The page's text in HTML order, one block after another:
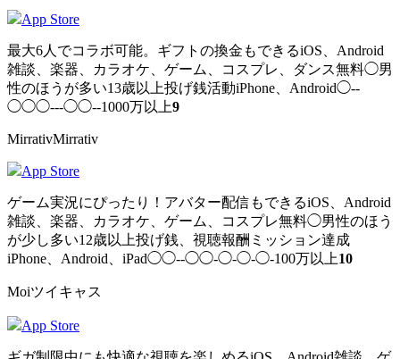
App Store
最大6人でコラボ可能。ギフトの換金もできるiOS、Android
雑談、楽器、カラオケ、ゲーム、コスプレ、ダンス無料◯男
性のほうが多い13歳以上投げ銭活動iPhone、Android◯--
◯◯◯---◯◯--1000万以上9
MirrativMirrativ
App Store
ゲーム実況にぴったり！アバター配信もできるiOS、Android
雑談、楽器、カラオケ、ゲーム、コスプレ無料◯男性のほう
が少し多い12歳以上投げ銭、視聴報酬ミッション達成
iPhone、Android、iPad◯◯--◯◯-◯-◯-◯-100万以上10
Moiツイキャス
App Store